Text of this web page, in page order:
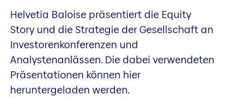
Helvetia Baloise präsentiert die Equity
Story und die Strategie der Gesellschaft an
Investorenkonferenzen und
Analystenanlässen. Die dabei verwendeten
Präsentationen können hier
heruntergeladen werden.